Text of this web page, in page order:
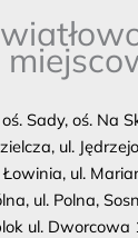
Sady, oś. Na
ul.
Łowinia, ul.
ul. Polna,
ul. Dworcowa